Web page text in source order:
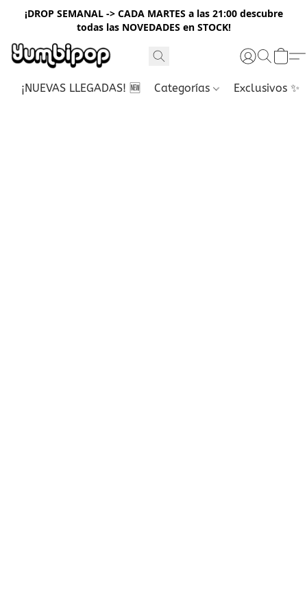
¡DROP SEMANAL -> CADA MARTES a las 21:00 descubre
todas las NOVEDADES en STOCK!
¡NUEVAS LLEGADAS! 🆕 Categorías Exclusivos ✨